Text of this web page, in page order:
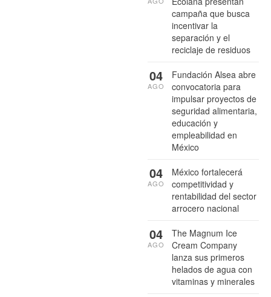
campaña que busca
incentivar la
separación y el
reciclaje de residuos
Fundación Alsea abre
convocatoria para
impulsar proyectos de
seguridad alimentaria,
educación y
empleabilidad en
México
04
AGO
México fortalecerá
competitividad y
rentabilidad del sector
arrocero nacional
04
AGO
The Magnum Ice
Cream Company
lanza sus primeros
helados de agua con
vitaminas y minerales
04
AGO